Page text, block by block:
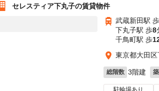
セレスティア下丸子の賃貸物件
武蔵新田駅 歩
下丸子駅 歩8
千鳥町駅 歩
東京都大田区
総階数 3階建
駐輪場あり